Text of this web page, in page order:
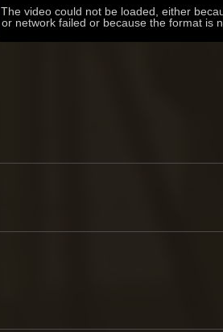
The video could not be loaded, either
or network failed or because the format is